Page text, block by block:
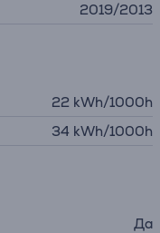
2019/2013
22 kWh/1000h
34 kWh/1000h
Да